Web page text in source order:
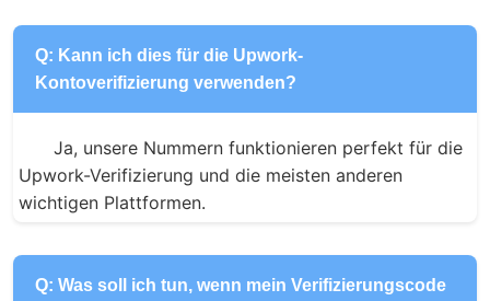
Q: Kann ich dies für die Upwork-
Kontoverifizierung verwenden?
Ja, unsere Nummern funktionieren perfekt für die
Upwork-Verifizierung und die meisten anderen
wichtigen Plattformen.
Q: Was soll ich tun, wenn mein Verifizierungscode